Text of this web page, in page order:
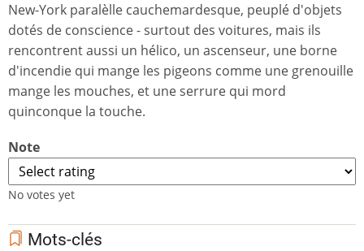
New-York paralèlle cauchemardesque, peuplé d'objets
dotés de conscience - surtout des voitures, mais ils
rencontrent aussi un hélico, un ascenseur, une borne
d'incendie qui mange les pigeons comme une grenouille
mange les mouches, et une serrure qui mord
quinconque la touche.
Note
No votes yet
Mots-clés